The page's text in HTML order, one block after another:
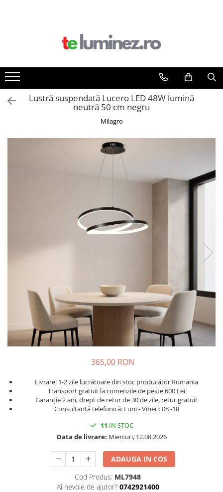
Lustră suspendată Lucero LED 48W lumină
neutră 50 cm negru
Milagro
365,00 RON
Livrare: 1-2 zile lucrătoare din stoc producător Romania
Transport gratuit la comenzile de peste 600 Lei
Garanție 2 ani, drept de retur de 30 de zile, retur gratuit
Consultanță telefonică: Luni - Vineri: 08 -18
11 IN STOC
Data de livrare: Miercuri, 12.08.2026
ADAUGA IN COS
Cod Produs: ML7948
Ai nevoie de ajutor? 0742921400